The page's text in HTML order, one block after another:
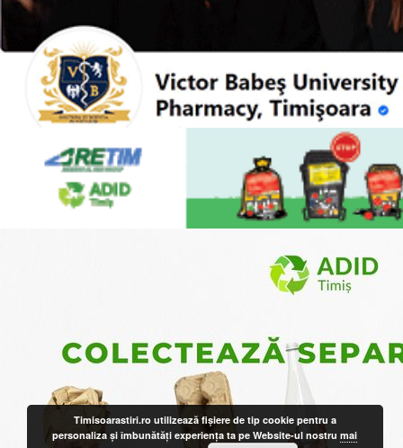
Timisoarastiri.ro utilizează fişiere de tip cookie pentru a
personaliza și îmbunătăți experiența ta pe Website-ul nostrumai